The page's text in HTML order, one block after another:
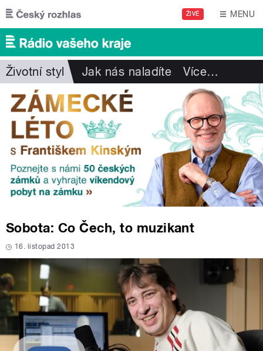
Přejít k hlavnímu obsahu
ŽIVĚ MENU
Životní styl Jak nás naladíte Více…
Sobota: Co Čech, to muzikant
16. listopad 2013